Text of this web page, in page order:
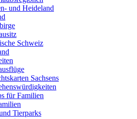
und Heideland
Schweiz
Sachsens
für Familien
Tierparks